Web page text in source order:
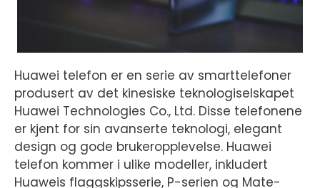
Huawei telefon er en serie av smarttelefoner
produsert av det kinesiske teknologiselskapet
Huawei Technologies Co., Ltd. Disse telefonene
er kjent for sin avanserte teknologi, elegant
design og gode brukeropplevelse. Huawei
telefon kommer i ulike modeller, inkludert
Huaweis flaggskipsserie, P-serien og Mate-